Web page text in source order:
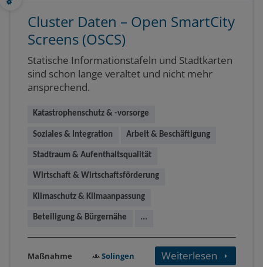
Cluster Daten – Open SmartCity
Screens (OSCS)
Statische Informationstafeln und Stadtkarten
sind schon lange veraltet und nicht mehr
ansprechend.
Katastrophenschutz & -vorsorge
Soziales & Integration Arbeit & Beschäftigung
Stadtraum & Aufenthaltsqualität
Wirtschaft & Wirtschaftsförderung
Klimaschutz & Klimaanpassung
Beteiligung & Bürgernähe ...
Maßnahme Solingen Weiterlesen